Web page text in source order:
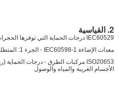
2. القياسية
IEC60529 درجات الحماية التي توفرها الحجرات (رمز IP) الشكل 3
معدات الإضاءة IEC60598-1 - الجزء 1: المتطلبات والفحوصات العامة
الأجسام الغريبة والمياه والوصول